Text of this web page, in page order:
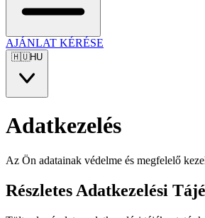
AJÁNLAT KÉRÉSE
🇭🇺HU
Adatkezelés
Az Ön adatainak védelme és megfelelő
Részletes Adatkezelési